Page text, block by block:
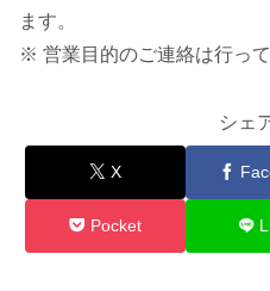
ます。
※ 営業目的のご連絡は行って
シェ
X
Pocket